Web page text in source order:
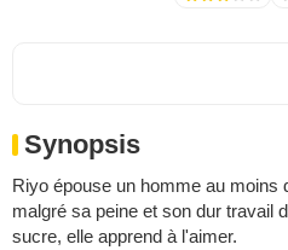
Synopsis
Riyo épouse un homme au moins
malgré sa peine et son dur travail
sucre, elle apprend à l'aimer.